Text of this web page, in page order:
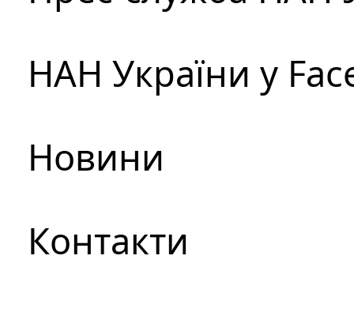
НАН України у
Новини
Контакти